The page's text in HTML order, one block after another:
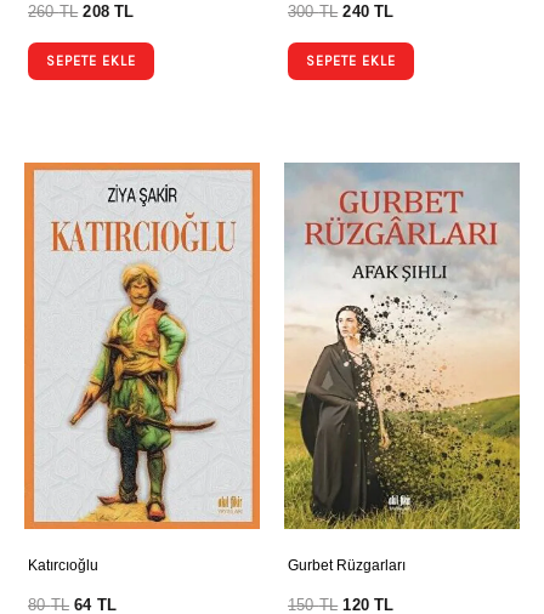
260TL 208TL
SEPETE EKLE
300TL 240TL
SEPETE EKLE
Katırcıoğlu
80TL 64 TL
Gurbet Rüzgarları
150TL 120TL